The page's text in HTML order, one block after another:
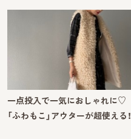
一点投入で一気におしゃれに♡
「ふわもこ」アウターが超使える！